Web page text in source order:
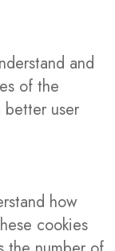
and
of the
user
how
cookies